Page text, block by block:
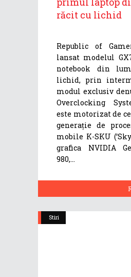
răcit cu lichid
Republic of
lansat modelul
notebook din
lichid, prin
modul exclusiv
Overclocking
este motorizat de
generație de
mobile K-SKU
grafica NVIDIA
980,
Stiri